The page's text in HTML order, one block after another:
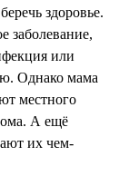
здоровье.
заболевание,
или
Однако мама
местного
А ещё
их чем-